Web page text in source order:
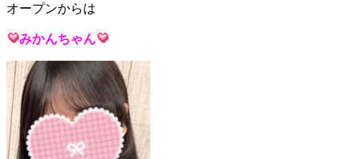
オープンからは
みかんちゃん